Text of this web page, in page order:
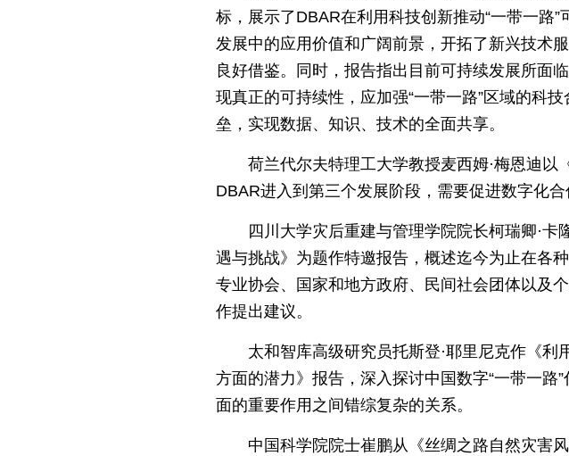
标，展示了DBAR在利用科技创新推动“一带一路
发展中的应用价值和广阔前景，开拓了新兴技术
良好借鉴。同时，报告指出目前可持续发展所面
现真正的可持续性，应加强“一带一路”区域的科
垒，实现数据、知识、技术的全面共享。
荷兰代尔夫特理工大学教授麦西姆·梅恩迪
DBAR进入到第三个发展阶段，需要促进数字化
四川大学灾后重建与管理学院院长柯瑞卿·卡
遇与挑战》为题作特邀报告，概述迄今为止在各
专业协会、国家和地方政府、民间社会团体以及
作提出建议。
太和智库高级研究员托斯登·耶里尼克作《利
方面的潜力》报告，深入探讨中国数字“一带一
面的重要作用之间错综复杂的关系。
中国科学院院士崔鹏从《丝绸之路自然灾害